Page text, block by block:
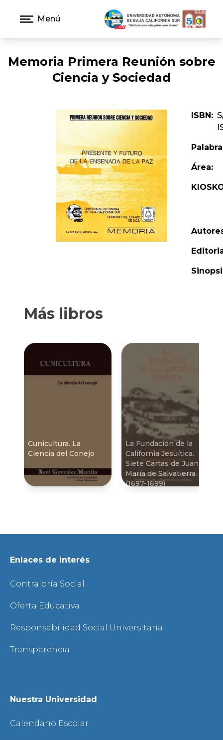
Menú
Memoria Primera Reunión sobre
Ciencia y Sociedad
ISBN:
Área:
Más libros
Cunicultura. La
Ciencia del Conejo
La Fundación de la
California Jesuí­tica.
Siete Cartas de Juan
Marí­a de Salvatierra
(1697-1699)
Enlaces de interés
Contraloría Social
Oferta Educativa
Responsabilidad Social Universitaria
Transparencia
Nuestra Universidad
Calendario Escolar